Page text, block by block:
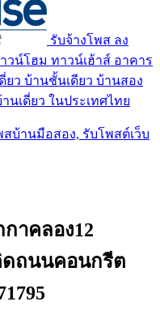
รับจ้างโพส ลง
น์โฮม ทาวน์เฮ้าส์ อาคาร
ว บ้านชั้นเดียว บ้านสอง
เดี่ยว ในประเทศไทย
บ้านมือสอง, รับโพสต์เว็บ
าคลอง12
ดถนนคอนกรีต